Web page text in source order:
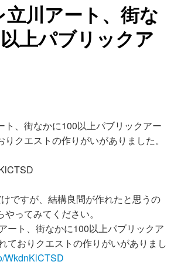
立川アート、街な
上パブリックア
ト、街なかに100以上パブリックアー
りクエストの作りがいがありました。
ですが、結構良問が作れたと思うの
ってみてください。
ート、街なかに100以上パブリックア
ておりクエストの作りがいがありまし
WkdnKlCTSD